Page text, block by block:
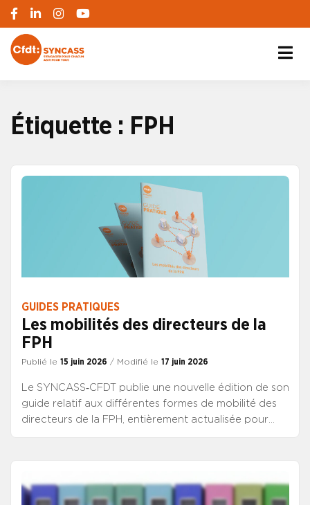
Étiquette : FPH
GUIDES PRATIQUES
Les mobilités des directeurs de la
FPH
Publié le 15 juin 2026 / Modifié le 17 juin 2026
Le SYNCASS‑CFDT publie une nouvelle édition de son
guide relatif aux différentes formes de mobilité des
directeurs de la FPH, entièrement actualisée pour
sur le terrain, ce guide vise à offrir aux directrices et
directeurs une lecture fiable, opérationnelle et